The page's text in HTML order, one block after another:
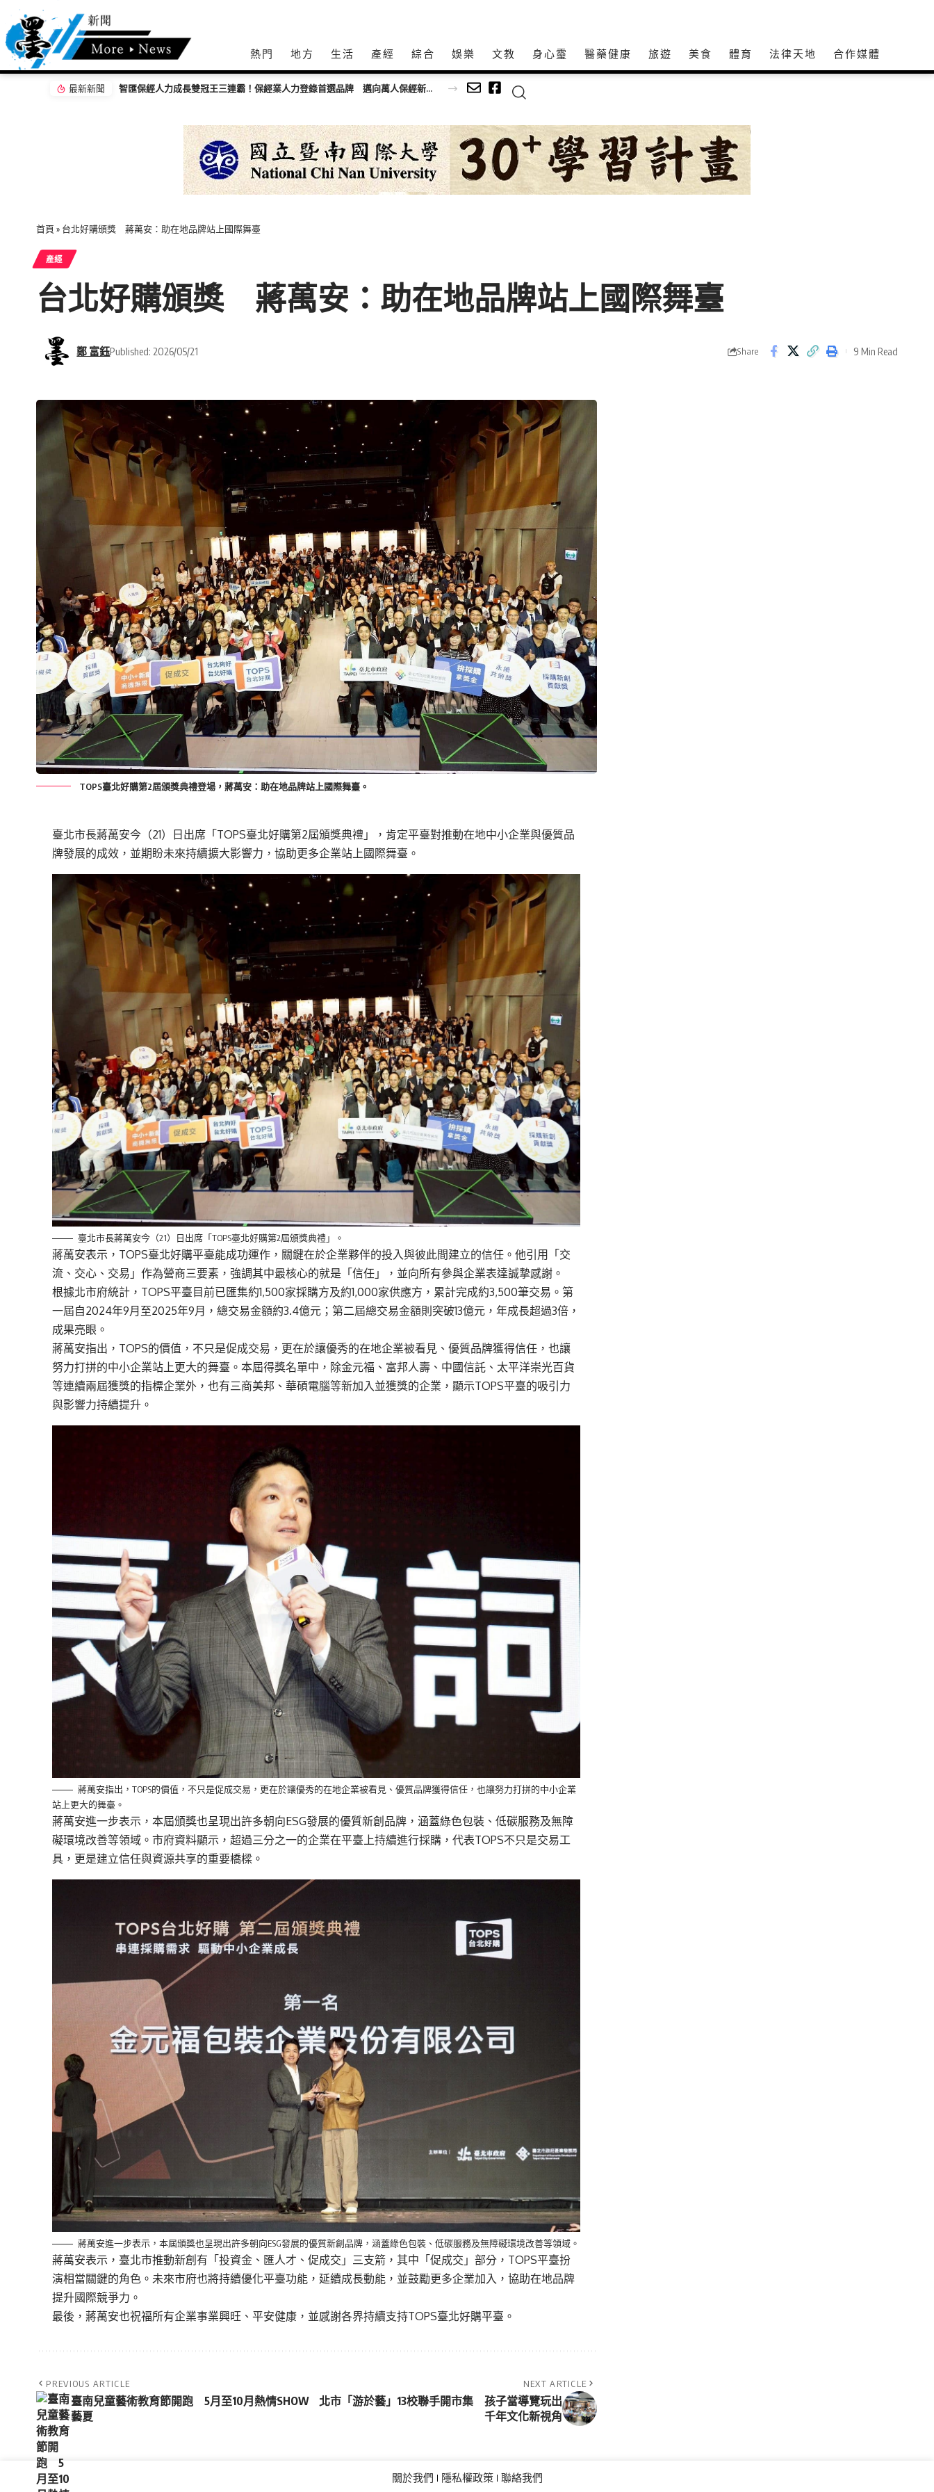
熱門 地方 生活 產經 綜合 娛樂 文教 身心𩆜 醫藥健康 旅遊 美食 體育 法律天地 合作媒體
最新新聞
智匯保經人力成長雙冠王三連霸！保經業人力登錄首選品牌 邁向萬人保經新里程 從經貿到公益 IEAT 80週年攜手募272萬元支持20家社福機構
首頁 » 台北好購頒獎 蔣萬安：助在地品牌站上國際舞臺
產經
台北好購頒獎 蔣萬安：助在地品牌站上國際舞臺
鄭 富鈺Published: 2026/05/21 Share 9 Min Read
TOPS臺北好購第2屆頒獎典禮登場，蔣萬安：助在地品牌站上國際舞臺。
臺北市長蔣萬安今（21）日出席「TOPS臺北好購第2屆頒獎典禮」，肯定平臺對推動在地中小企業與優質品
牌發展的成效，並期盼未來持續擴大影響力，協助更多企業站上國際舞臺。
臺北市長蔣萬安今（21）日出席「TOPS臺北好購第2屆頒獎典禮」。
蔣萬安表示，TOPS臺北好購平臺能成功運作，關鍵在於企業夥伴的投入與彼此間建立的信任。他引用「交
流、交心、交易」作為營商三要素，強調其中最核心的就是「信任」，並向所有參與企業表達誠摯感謝。
根據北市府統計，TOPS平臺目前已匯集約1,500家採購方及約1,000家供應方，累計完成約3,500筆交易。第
一屆自2024年9月至2025年9月，總交易金額約3.4億元；第二屆總交易金額則突破13億元，年成長超過3倍，
成果亮眼。
蔣萬安指出，TOPS的價值，不只是促成交易，更在於讓優秀的在地企業被看見、優質品牌獲得信任，也讓
努力打拼的中小企業站上更大的舞臺。本屆得獎名單中，除金元福、富邦人壽、中國信託、太平洋崇光百貨
等連續兩屆獲獎的指標企業外，也有三商美邦、華碩電腦等新加入並獲獎的企業，顯示TOPS平臺的吸引力
與影響力持續提升。
蔣萬安指出，TOPS的價值，不只是促成交易，更在於讓優秀的在地企業被看見、優質品牌獲得信任，也讓努力打拼的中小企業
站上更大的舞臺。
蔣萬安進一步表示，本屆頒獎也呈現出許多朝向ESG發展的優質新創品牌，涵蓋綠色包裝、低碳服務及無障
礙環境改善等領域。市府資料顯示，超過三分之一的企業在平臺上持續進行採購，代表TOPS不只是交易工
具，更是建立信任與資源共享的重要橋樑。
蔣萬安進一步表示，本屆頒獎也呈現出許多朝向ESG發展的優質新創品牌，涵蓋綠色包裝、低碳服務及無障礙環境改善等領域。
蔣萬安表示，臺北市推動新創有「投資金、匯人才、促成交」三支箭，其中「促成交」部分，TOPS平臺扮
演相當關鍵的角色。未來市府也將持續優化平臺功能，延續成長動能，並鼓勵更多企業加入，協助在地品牌
提升國際競爭力。
最後，蔣萬安也祝福所有企業事業興旺、平安健康，並感謝各界持續支持TOPS臺北好購平臺。
PREVIOUS ARTICLE
臺南兒童藝術教育節開跑 5月至10月熱情SHOW
藝夏
NEXT ARTICLE
北市「游於藝」13校聯手開市集 孩子當導覽玩出
千年文化新視角
關於我們 隱私權政策 聯絡我們